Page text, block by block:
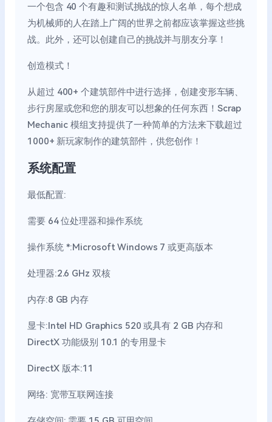
一个包含 40 个有趣和测试挑战的惊人名单，每个想成
为机械师的人在踏上广阔的世界之前都应该掌握这些挑
战。此外，还可以创建自己的挑战并与朋友分享！
创造模式！
从超过 400+ 个建筑部件中进行选择，创建变形车辆、
步行房屋或您和您的朋友可以想象的任何东西！Scrap
Mechanic 模组支持提供了一种简单的方法来下载超过
1000+ 新玩家制作的建筑部件，供您创作！
系统配置
最低配置:
需要 64 位处理器和操作系统
操作系统 *:Microsoft Windows 7 或更高版本
处理器:2.6 GHz 双核
内存:8 GB 内存
显卡:Intel HD Graphics 520 或具有 2 GB 内存和
DirectX 功能级别 10.1 的专用显卡
DirectX 版本:11
网络: 宽带互联网连接